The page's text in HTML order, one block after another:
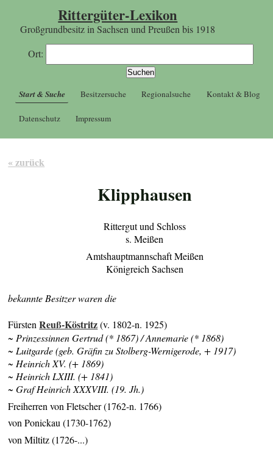
Rittergüter-Lexikon
Großgrundbesitz in Sachsen und Preußen bis 1918
Ort:
Start & Suche Besitzersuche Regionalsuche Kontakt & Blog
Datenschutz Impressum
« zurück
Klipphausen
Rittergut und Schloss
s. Meißen
Amtshauptmannschaft Meißen
Königreich Sachsen
bekannte Besitzer waren die
FürstenReuß-Köstritz(v. 1802-n. 1925)
~ Prinzessinnen Gertrud (* 1867) / Annemarie (* 1868)
~ Luitgarde (geb. Gräfin zu Stolberg-Wernigerode, + 1917)
~ Heinrich XV. (+ 1869)
~ Heinrich LXIII. (+ 1841)
~ Graf Heinrich XXXVIII. (19. Jh.)
Freiherren von Fletscher (1762-n. 1766)
von Ponickau (1730-1762)
von Miltitz (1726-...)